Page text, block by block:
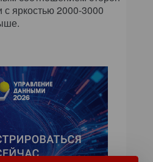
яркостью 2000-3000